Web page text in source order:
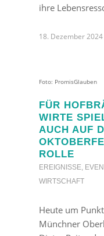
ihre
18. Dezember
Foto: PromisGlauben
FÜR
WIRTE
AUCH AUF
ROLLE
EREIGNISSE,
WIRTSCHAFT
Heute um
Münchner